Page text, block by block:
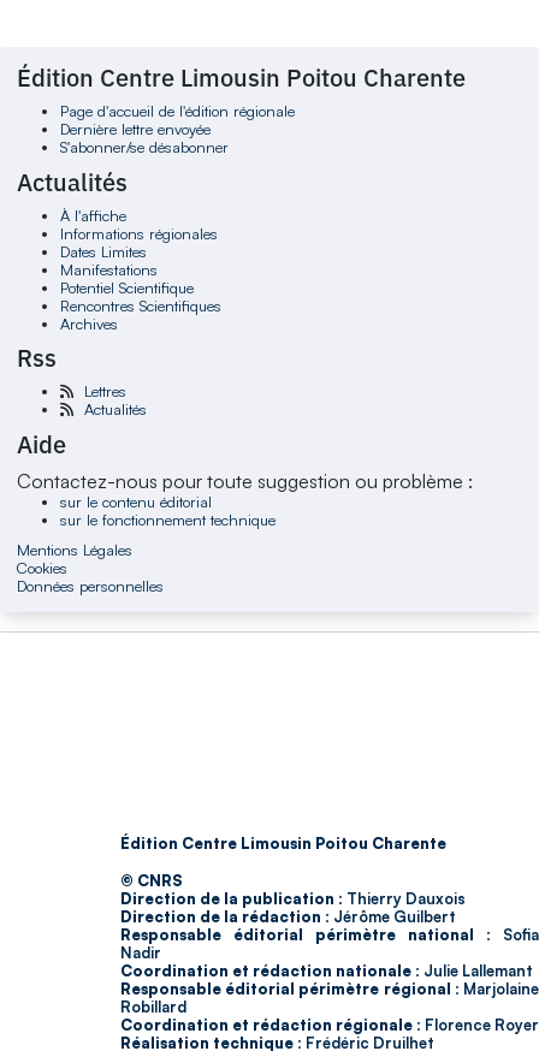
Édition Centre Limousin Poitou Charente
Page d'accueil de l'édition régionale
Dernière lettre envoyée
S'abonner/se désabonner
Actualités
À l'affiche
Informations régionales
Dates Limites
Manifestations
Potentiel Scientifique
Rencontres Scientifiques
Archives
Rss
Lettres
Actualités
Aide
Contactez-nous pour toute suggestion ou problème :
sur le contenu éditorial
sur le fonctionnement technique
Mentions Légales
Cookies
Données personnelles
Édition Centre Limousin Poitou Charente
© CNRS
Direction de la publication : Thierry Dauxois
Direction de la rédaction : Jérôme Guilbert
Responsable éditorial périmètre national : Sofia
Nadir
Coordination et rédaction nationale : Julie Lallemant
Responsable éditorial périmètre régional : Marjolaine
Robillard
Coordination et rédaction régionale : Florence Royer
Réalisation technique : Frédéric Druilhet